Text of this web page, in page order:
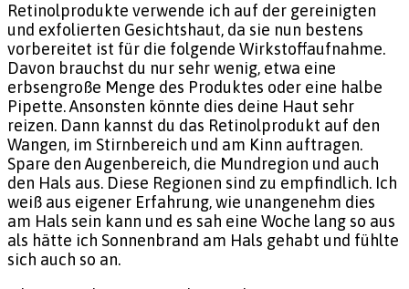
Retinolprodukte verwende ich auf der gereinigten
und exfolierten Gesichtshaut, da sie nun bestens
vorbereitet ist für die folgende Wirkstoffaufnahme.
Davon brauchst du nur sehr wenig, etwa eine
erbsengroße Menge des Produktes oder eine halbe
Pipette. Ansonsten könnte dies deine Haut sehr
reizen. Dann kannst du das Retinolprodukt auf den
Wangen, im Stirnbereich und am Kinn auftragen.
Spare den Augenbereich, die Mundregion und auch
den Hals aus. Diese Regionen sind zu empfindlich. Ich
weiß aus eigener Erfahrung, wie unangenehm dies
am Hals sein kann und es sah eine Woche lang so aus
als hätte ich Sonnenbrand am Hals gehabt und fühlte
sich auch so an.